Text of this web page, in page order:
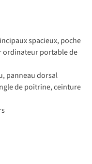
ncipauxspacieux,poche
ordinateurportablede
panneaudorsal
ngledepoitrine,ceinture